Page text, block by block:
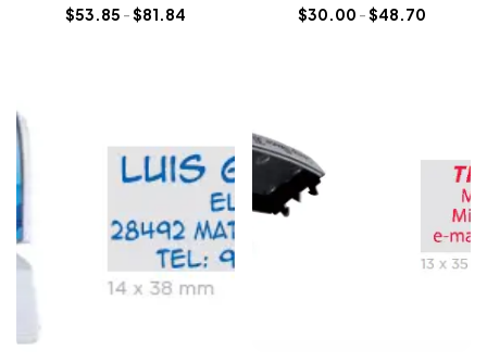
$53.85 -$81.84 $30.00 -$48.70